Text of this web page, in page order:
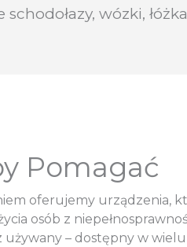
wózki,
Pomagać
oferujemy urządzenia,
osób z
– dostępny w